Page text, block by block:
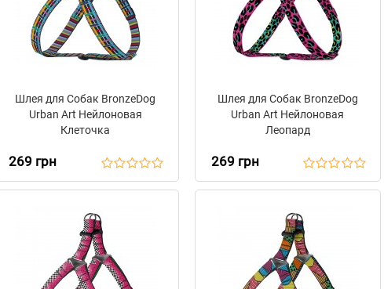
Шлея для Собак BronzeDog
Urban Art Нейлоновая
Клеточка
269 грн
Шлея для Собак BronzeDog
Urban Art Нейлоновая
Леопард
269 грн